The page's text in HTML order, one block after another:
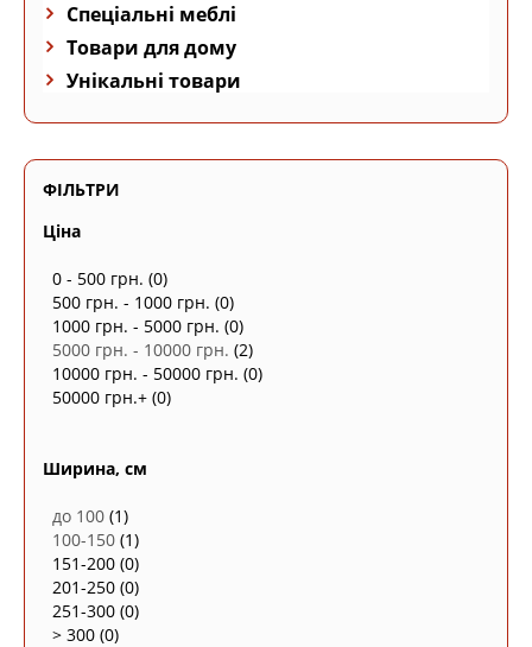
Спеціальні меблі
Товари для дому
Унікальні товари
ФІЛЬТРИ
Ціна
0 - 500 грн. (0)
500 грн. - 1000 грн. (0)
1000 грн. - 5000 грн. (0)
5000 грн. - 10000 грн. (2)
10000 грн. - 50000 грн. (0)
50000 грн.+ (0)
Ширина, см
до 100 (1)
100-150 (1)
151-200 (0)
201-250 (0)
251-300 (0)
> 300 (0)